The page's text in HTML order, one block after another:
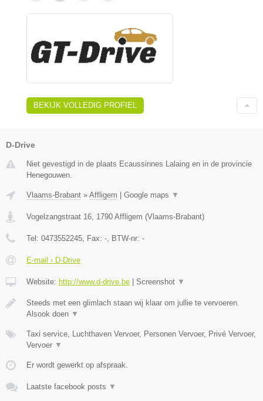
BEKIJK VOLLEDIG PROFIEL
D-Drive
Niet gevestigd in de plaats Ecaussinnes Lalaing en in de provincie
Henegouwen.
Vlaams-Brabant » Affligem Google maps ▼
Vogelzangstraat 16, 1790 Affligem (Vlaams-Brabant)
Tel: 0473552245, Fax: -, BTW-nr: -
E-mail › D-Drive
Website: http://www.d-drive.be Screenshot ▼
Steeds met een glimlach staan wij klaar om jullie te vervoeren.
Alsook doen ▼
Taxi service, Luchthaven Vervoer, Personen Vervoer, Privé Vervoer,
Vervoer ▼
Er wordt gewerkt op afspraak.
Laatste facebook posts ▼